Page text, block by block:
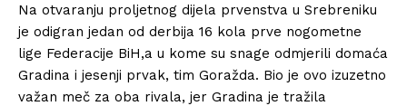
Na otvaranju proljetnog dijela prvenstva u Srebreniku
je odigran jedan od derbija 16 kola prve nogometne
lige Federacije BiH,a u kome su snage odmjerili domaća
Gradina i jesenji prvak, tim Goražda. Bio je ovo izuzetno
važan meč za oba rivala, jer Gradina je tražila